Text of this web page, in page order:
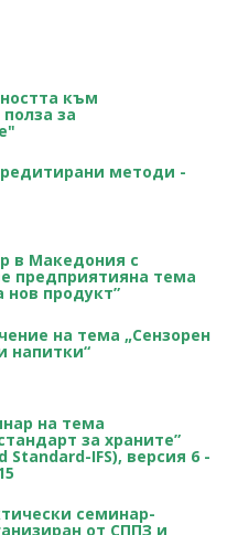
към
за
методи -
в Македония с
предприятияна тема
нов продукт”
на тема „Сензорен
напитки“
на тема
за храните”
IFS), версия 6 -
семинар-
от СППЗ и